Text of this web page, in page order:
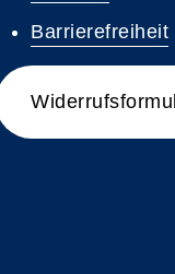
Barrierefreiheit